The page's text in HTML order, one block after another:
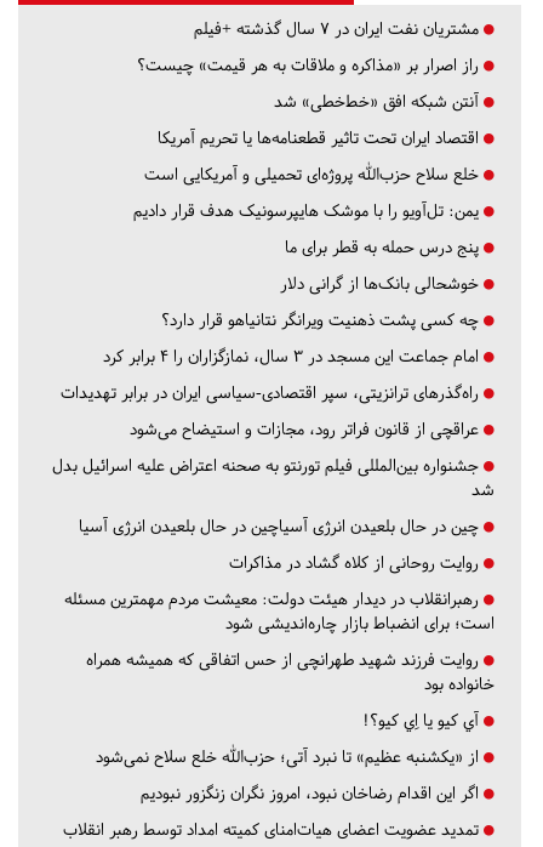
مشتریان نفت ایران در ۷ سال گذشته +فیلم
راز اصرار بر «مذاکره و ملاقات به هر قیمت» چیست؟
آنتن شبکه افق «خط‌خطی» شد
اقتصاد ایران تحت تاثیر قطعنامه‌ها یا تحریم‌ آمریکا
خلع سلاح حزب‌الله پروژه‌ای تحمیلی و آمریکایی است
یمن: تل‌آویو را با موشک هایپرسونیک هدف قرار دادیم
پنج درس‌ حمله به قطر برای ما
خوشحالی بانک‌ها از گرانی دلار
چه کسی پشت ذهنیت ویرانگر نتانیاهو قرار دارد؟
امام جماعت این مسجد در ۳ سال، نمازگزاران را ۴ برابر کرد
راه‌گذرهای ترانزیتی، سپر اقتصادی-سیاسی ایران در برابر تهدیدات
عراقچی از قانون فراتر رود، مجازات و استیضاح می‌شود
جشنواره بین‌المللی فیلم تورنتو به صحنه اعتراض علیه اسرائیل بدل
شد
چین در حال بلعیدن انرژی آسیاچین در حال بلعیدن انرژی آسیا
روایت روحانی از کلاه گشاد در مذاکرات
رهبرانقلاب در دیدار هیئت دولت: معیشت مردم مهمترین مسئله
است؛ برای انضباط بازار چاره‌اندیشی شود
روایت فرزند شهید طهرانچی از حس اتفاقی که همیشه همراه
خانواده بود
آي كيو يا اِي كيو؟!
از «یکشنبه عظیم» تا نبرد آتی؛ حزب‌الله خلع سلاح نمی‌شود
اگر این اقدام رضاخان نبود، امروز نگران زنگزور نبودیم
تمدید عضویت اعضای هیات‌امنای کمیته امداد توسط رهبر انقلاب